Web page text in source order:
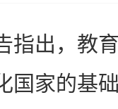
出，教育
国家的基